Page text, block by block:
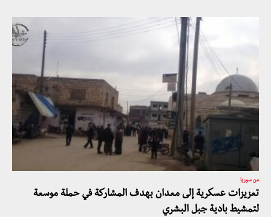
من سوريا
تعزيزات عسكرية إلى معدان بهدف المشاركة في حملة موسعة
لتمشيط بادية جبل البشري